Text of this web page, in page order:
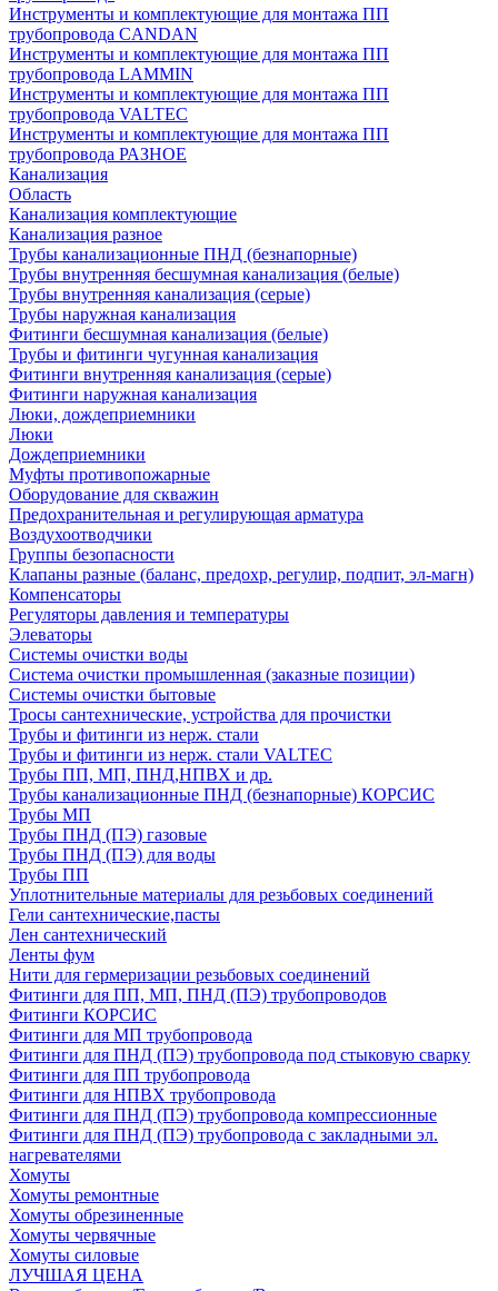
Инструменты и комплектующие для монтажа ПП
трубопровода CANDAN
Инструменты и комплектующие для монтажа ПП
трубопровода LAMMIN
Инструменты и комплектующие для монтажа ПП
трубопровода VALTEC
Инструменты и комплектующие для монтажа ПП
трубопровода РАЗНОЕ
Канализация
Область
Канализация комплектующие
Канализация разное
Трубы канализационные ПНД (безнапорные)
Трубы внутренняя бесшумная канализация (белые)
Трубы внутренняя канализация (серые)
Трубы наружная канализация
Фитинги бесшумная канализация (белые)
Трубы и фитинги чугунная канализация
Фитинги внутренняя канализация (серые)
Фитинги наружная канализация
Люки, дождеприемники
Люки
Дождеприемники
Муфты противопожарные
Оборудование для скважин
Предохранительная и регулирующая арматура
Воздухоотводчики
Группы безопасности
Клапаны разные (баланс, предохр, регулир, подпит, эл-магн)
Компенсаторы
Регуляторы давления и температуры
Элеваторы
Системы очистки воды
Система очистки промышленная (заказные позиции)
Системы очистки бытовые
Тросы сантехнические, устройства для прочистки
Трубы и фитинги из нерж. стали
Трубы и фитинги из нерж. стали VALTEC
Трубы ПП, МП, ПНД,НПВХ и др.
Трубы канализационные ПНД (безнапорные) КОРСИС
Трубы МП
Трубы ПНД (ПЭ) газовые
Трубы ПНД (ПЭ) для воды
Трубы ПП
Уплотнительные материалы для резьбовых соединений
Гели сантехнические,пасты
Лен сантехнический
Ленты фум
Нити для гермеризации резьбовых соединений
Фитинги для ПП, МП, ПНД (ПЭ) трубопроводов
Фитинги КОРСИС
Фитинги для МП трубопровода
Фитинги для ПНД (ПЭ) трубопровода под стыковую сварку
Фитинги для ПП трубопровода
Фитинги для НПВХ трубопровода
Фитинги для ПНД (ПЭ) трубопровода компрессионные
Фитинги для ПНД (ПЭ) трубопровода с закладными эл.
нагревателями
Хомуты
Хомуты ремонтные
Хомуты обрезиненные
Хомуты червячные
Хомуты силовые
ЛУЧШАЯ ЦЕНА